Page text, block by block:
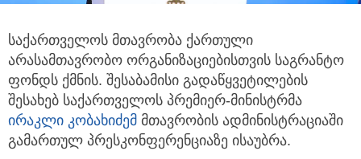
საქართველოს მთავრობა ქართული
არასამთავრობო ორგანიზაციებისთვის საგრანტო
ფონდს ქმნის. შესაბამისი გადაწყვეტილების
შესახებ საქართველოს პრემიერ-მინისტრმა
ირაკლი კობახიძემ მთავრობის ადმინისტრაციაში
გამართულ პრესკონფერენციაზე ისაუბრა.